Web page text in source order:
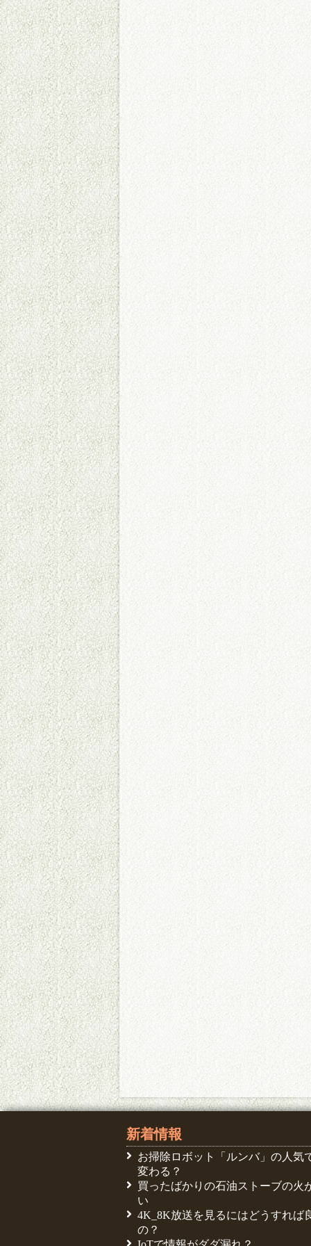
新着情報
お掃除ロボット「ルンバ」の人気
変わる？
買ったばかりの石油ストーブの火
い
4K_8K放送を見るにはどうすれば
の？